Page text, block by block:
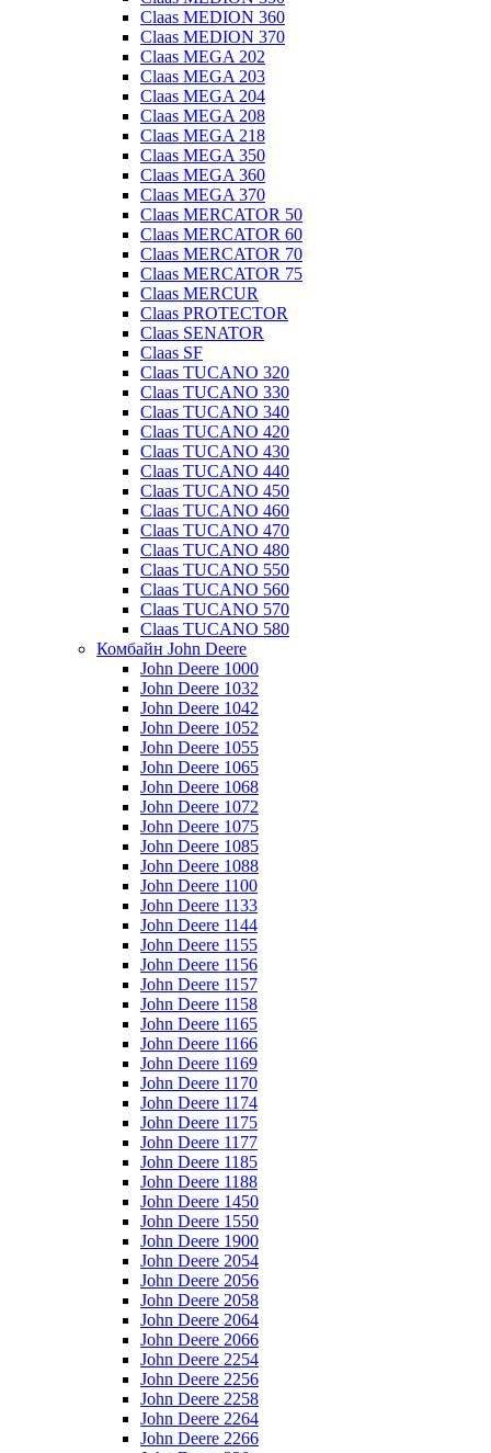
Claas MEDION 360
Claas MEDION 370
Claas MEGA 202
Claas MEGA 203
Claas MEGA 204
Claas MEGA 208
Claas MEGA 218
Claas MEGA 350
Claas MEGA 360
Claas MEGA 370
Claas MERCATOR 50
Claas MERCATOR 60
Claas MERCATOR 70
Claas MERCATOR 75
Claas MERCUR
Claas PROTECTOR
Claas SENATOR
Claas SF
Claas TUCANO 320
Claas TUCANO 330
Claas TUCANO 340
Claas TUCANO 420
Claas TUCANO 430
Claas TUCANO 440
Claas TUCANO 450
Claas TUCANO 460
Claas TUCANO 470
Claas TUCANO 480
Claas TUCANO 550
Claas TUCANO 560
Claas TUCANO 570
Claas TUCANO 580
Комбайн John Deere
John Deere 1000
John Deere 1032
John Deere 1042
John Deere 1052
John Deere 1055
John Deere 1065
John Deere 1068
John Deere 1072
John Deere 1075
John Deere 1085
John Deere 1088
John Deere 1100
John Deere 1133
John Deere 1144
John Deere 1155
John Deere 1156
John Deere 1157
John Deere 1158
John Deere 1165
John Deere 1166
John Deere 1169
John Deere 1170
John Deere 1174
John Deere 1175
John Deere 1177
John Deere 1185
John Deere 1188
John Deere 1450
John Deere 1550
John Deere 1900
John Deere 2054
John Deere 2056
John Deere 2058
John Deere 2064
John Deere 2066
John Deere 2254
John Deere 2256
John Deere 2258
John Deere 2264
John Deere 2266